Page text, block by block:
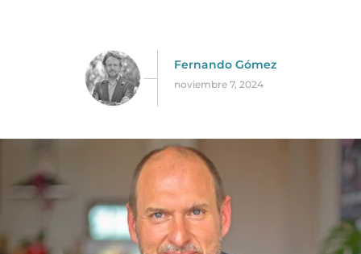
Fernando Gómez
noviembre 7, 2024